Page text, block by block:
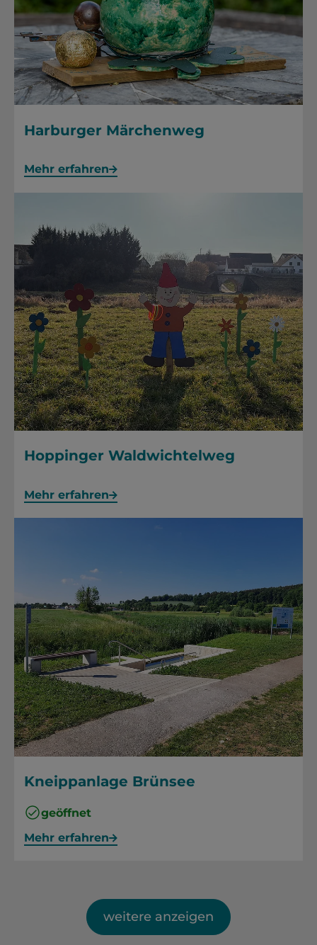
Harburger Märchenweg
Mehr erfahren
Hoppinger Waldwichtelweg
Mehr erfahren
Kneippanlage Brünsee
geöffnet
Mehr erfahren
weitere anzeigen